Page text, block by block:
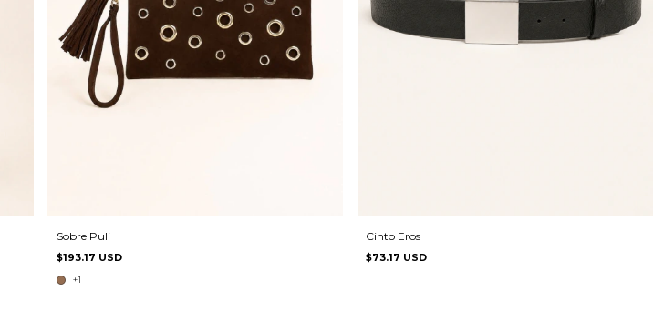
Sobre Puli
$193.17 USD
+1
Cinto Eros
$73.17 USD